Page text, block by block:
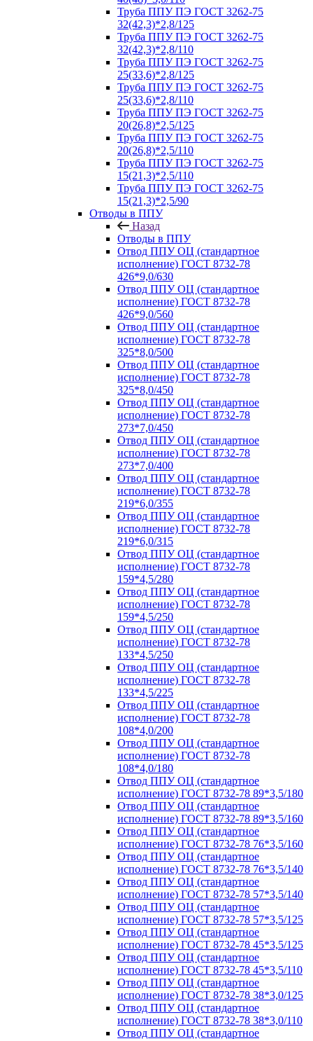
Труба ППУ ПЭ ГОСТ 3262-75
32(42,3)*2,8/125
Труба ППУ ПЭ ГОСТ 3262-75
32(42,3)*2,8/110
Труба ППУ ПЭ ГОСТ 3262-75
25(33,6)*2,8/125
Труба ППУ ПЭ ГОСТ 3262-75
25(33,6)*2,8/110
Труба ППУ ПЭ ГОСТ 3262-75
20(26,8)*2,5/125
Труба ППУ ПЭ ГОСТ 3262-75
20(26,8)*2,5/110
Труба ППУ ПЭ ГОСТ 3262-75
15(21,3)*2,5/110
Труба ППУ ПЭ ГОСТ 3262-75
15(21,3)*2,5/90
Отводы в ППУ
Назад
Отводы в ППУ
Отвод ППУ ОЦ (стандартное
исполнение) ГОСТ 8732-78
426*9,0/630
Отвод ППУ ОЦ (стандартное
исполнение) ГОСТ 8732-78
426*9,0/560
Отвод ППУ ОЦ (стандартное
исполнение) ГОСТ 8732-78
325*8,0/500
Отвод ППУ ОЦ (стандартное
исполнение) ГОСТ 8732-78
325*8,0/450
Отвод ППУ ОЦ (стандартное
исполнение) ГОСТ 8732-78
273*7,0/450
Отвод ППУ ОЦ (стандартное
исполнение) ГОСТ 8732-78
273*7,0/400
Отвод ППУ ОЦ (стандартное
исполнение) ГОСТ 8732-78
219*6,0/355
Отвод ППУ ОЦ (стандартное
исполнение) ГОСТ 8732-78
219*6,0/315
Отвод ППУ ОЦ (стандартное
исполнение) ГОСТ 8732-78
159*4,5/280
Отвод ППУ ОЦ (стандартное
исполнение) ГОСТ 8732-78
159*4,5/250
Отвод ППУ ОЦ (стандартное
исполнение) ГОСТ 8732-78
133*4,5/250
Отвод ППУ ОЦ (стандартное
исполнение) ГОСТ 8732-78
133*4,5/225
Отвод ППУ ОЦ (стандартное
исполнение) ГОСТ 8732-78
108*4,0/200
Отвод ППУ ОЦ (стандартное
исполнение) ГОСТ 8732-78
108*4,0/180
Отвод ППУ ОЦ (стандартное
исполнение) ГОСТ 8732-78 89*3,5/180
Отвод ППУ ОЦ (стандартное
исполнение) ГОСТ 8732-78 89*3,5/160
Отвод ППУ ОЦ (стандартное
исполнение) ГОСТ 8732-78 76*3,5/160
Отвод ППУ ОЦ (стандартное
исполнение) ГОСТ 8732-78 76*3,5/140
Отвод ППУ ОЦ (стандартное
исполнение) ГОСТ 8732-78 57*3,5/140
Отвод ППУ ОЦ (стандартное
исполнение) ГОСТ 8732-78 57*3,5/125
Отвод ППУ ОЦ (стандартное
исполнение) ГОСТ 8732-78 45*3,5/125
Отвод ППУ ОЦ (стандартное
исполнение) ГОСТ 8732-78 45*3,5/110
Отвод ППУ ОЦ (стандартное
исполнение) ГОСТ 8732-78 38*3,0/125
Отвод ППУ ОЦ (стандартное
исполнение) ГОСТ 8732-78 38*3,0/110
Отвод ППУ ОЦ (стандартное